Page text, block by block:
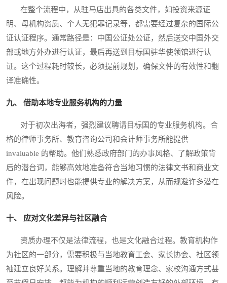
在整个流程中，从驻马店出具的各类文件，如投资来源证
明、母机构资质、个人无犯罪记录等，都需要经过复杂的国际公
证认证程序。通常路径是：中国公证处公证，然后送交中国外交
部或地方外办进行认证，最后再送到目标国驻华使领馆进行认
证。这个过程耗时较长，必须提前规划，确保文件的有效性和翻
译准确性。
九、 借助本地专业服务机构的力量
对于初次出海者，强烈建议聘请目标国的专业服务机构。合
格的律师事务所、教育咨询公司和会计师事务所能提供
invaluable 的帮助。他们熟悉政府部门的办事风格、了解政策背
后的潜台词，能够高效地准备符合当地习惯的法律文书和商业文
件，在出现问题时也能提供专业的解决方案，从而规避许多潜在
风险。
十、 应对文化差异与社区融合
资质办理不仅是法律流程，也是文化融合过程。教育机构作
为社区的一部分，需要积极与当地教育工会、家长协会、社区领
袖建立良好关系。理解并尊重当地的教育理念、家校沟通方式甚